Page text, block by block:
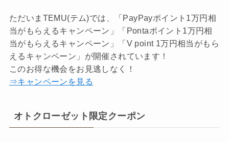
ただいまTEMU(テム)では、「PayPayポイント1万円相
当がもらえるキャンペーン」「Pontaポイント1万円相
当がもらえるキャンペーン」「V point 1万円相当がもら
えるキャンペーン」が開催されています！
このお得な機会をお見逃しなく！
⇒キャンペーンを見る
オトクローゼット限定クーポン